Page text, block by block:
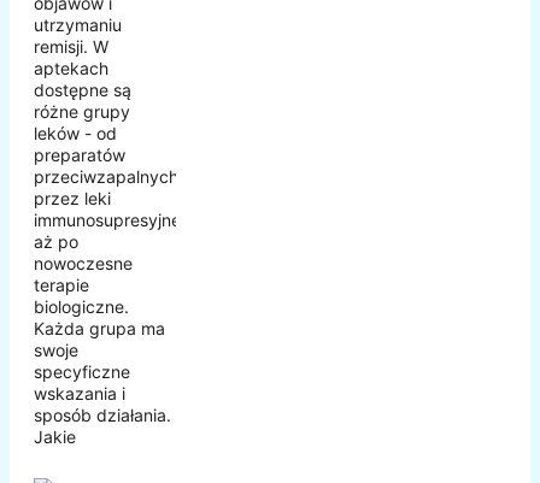
utrzymaniu
remisji. W
aptekach
dostępne są
różne grupy
leków - od
preparatów
przeciwzapalnych,
przez leki
immunosupresyjne,
aż po
nowoczesne
terapie
biologiczne.
Każda grupa ma
swoje
specyficzne
wskazania i
sposób działania.
Jakie